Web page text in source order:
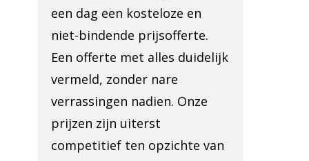
een dag een kosteloze en
niet-bindende prijsofferte.
Een offerte met alles duidelijk
vermeld, zonder nare
verrassingen nadien. Onze
prijzen zijn uiterst
competitief ten opzichte van